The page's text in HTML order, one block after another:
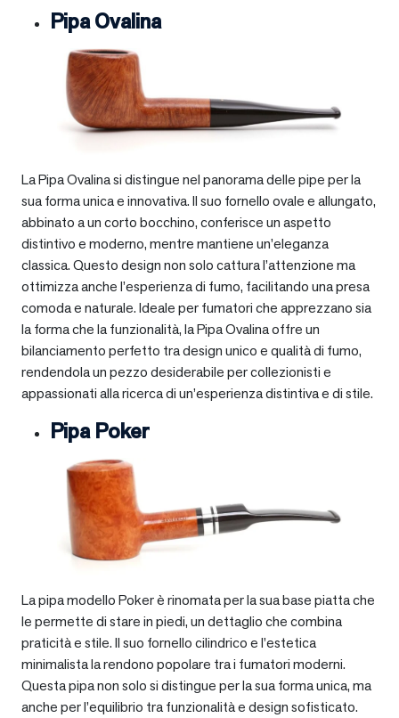
Pipa Ovalina
La Pipa Ovalina si distingue nel panorama delle pipe per la
sua forma unica e innovativa. Il suo fornello ovale e allungato,
abbinato a un corto bocchino, conferisce un aspetto
distintivo e moderno, mentre mantiene un’eleganza
classica. Questo design non solo cattura l’attenzione ma
ottimizza anche l’esperienza di fumo, facilitando una presa
comoda e naturale. Ideale per fumatori che apprezzano sia
la forma che la funzionalità, la Pipa Ovalina offre un
bilanciamento perfetto tra design unico e qualità di fumo,
rendendola un pezzo desiderabile per collezionisti e
appassionati alla ricerca di un’esperienza distintiva e di stile.
Pipa Poker
La pipa modello Poker è rinomata per la sua base piatta che
le permette di stare in piedi, un dettaglio che combina
praticità e stile. Il suo fornello cilindrico e l’estetica
minimalista la rendono popolare tra i fumatori moderni.
Questa pipa non solo si distingue per la sua forma unica, ma
anche per l’equilibrio tra funzionalità e design sofisticato.